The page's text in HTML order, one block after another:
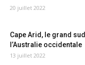
20 juillet 2022
Cape Arid, le grand
l’Australie occidentale
13 juillet 2022